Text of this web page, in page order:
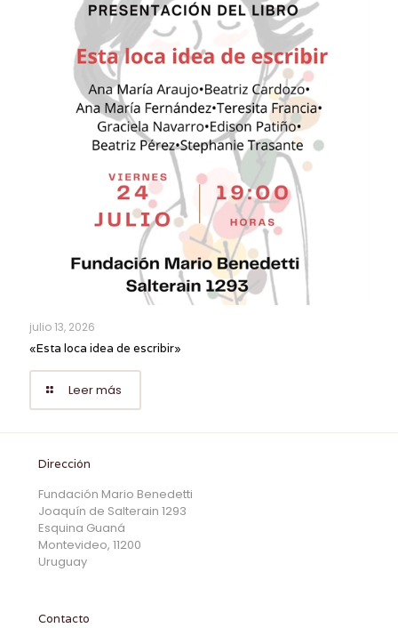
julio 13, 2026
«Esta loca idea de escribir»
Leer más
Dirección
Fundación Mario Benedetti
Joaquín de Salterain 1293
Esquina Guaná
Montevideo, 11200
Uruguay
Contacto